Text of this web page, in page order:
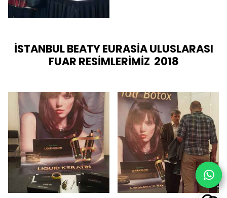
İSTANBUL BEATY EURASİA ULUSLARASI
FUAR RESİMLERİMİZ 2018